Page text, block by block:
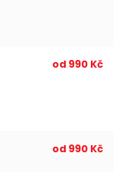
od 990 Kč
od 990 Kč